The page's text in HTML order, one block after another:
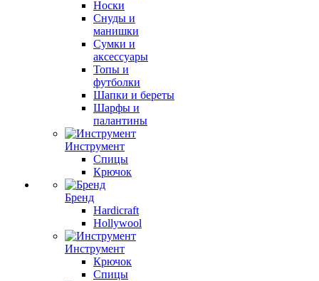
Носки
Снуды и
манишки
Сумки и
аксессуары
Топы и
футболки
Шапки и береты
Шарфы и
палантины
Инструмент
Спицы
Крючок
Бренд
Hardicraft
Hollywool
Инструмент
Крючок
Спицы